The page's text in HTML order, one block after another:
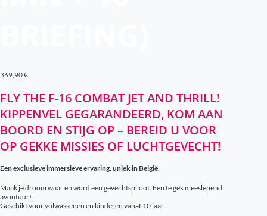
369,90€
FLY THE F-16 COMBAT JET AND THRILL!
KIPPENVEL GEGARANDEERD, KOM AAN
BOORD EN STIJG OP – BEREID U VOOR
OP GEKKE MISSIES OF LUCHTGEVECHT!
Een exclusieve immersieve ervaring, uniek in België.
Maak je droom waar en word een gevechtspiloot: Een te gek meeslepend
avontuur!
Geschikt voor volwassenen en kinderen vanaf 10 jaar.